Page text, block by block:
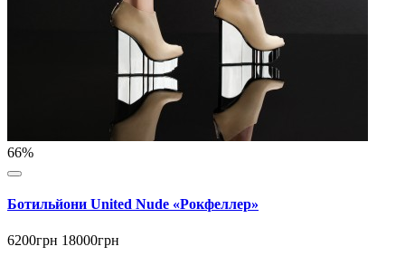
66%
Ботильйони United Nude «Рокфеллер»
6200грн 18000грн